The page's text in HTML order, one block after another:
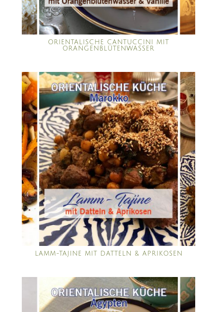
ORIENTALISCHE CANTUCCINI MIT
ORANGENBLÜTENWASSER
LAMM-TAJINE MIT DATTELN & APRIKOSEN